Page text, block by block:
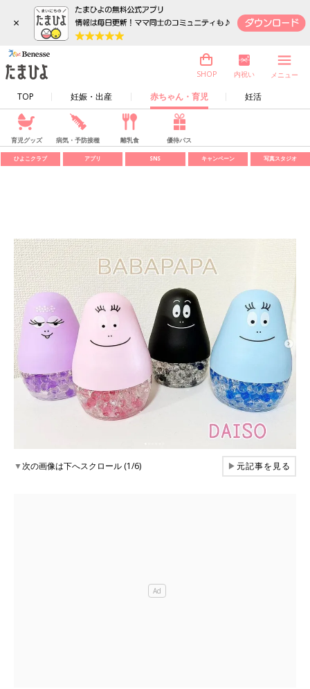
×
TOP 妊娠・出産 赤ちゃん・育児 妊活
SHOP 内祝い メニュー
育児グッズ 病気・予防接種 離乳食 優待パス
ひよこクラブ アプリ SNS キャンペーン 写真スタジオ
▼次の画像は下へスクロール (1/6) ▶元記事を見る